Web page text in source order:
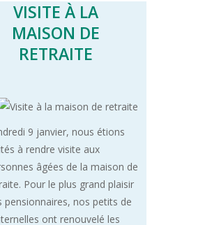
VISITE À LA
MAISON DE
RETRAITE
9 janvier, nous étions
à rendre visite aux
âgées de la maison de
Pour le plus grand plaisir
pensionnaires, nos petits de
ont renouvelé les